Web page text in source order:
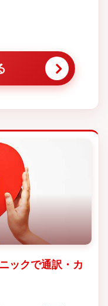
ックで通訳・カ